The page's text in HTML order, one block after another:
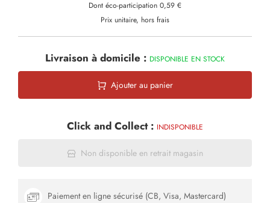
Dont éco-participation 0,59 €
Prix unitaire, hors frais
Livraison à domicile : DISPONIBLE EN STOCK
Ajouter au panier
Click and Collect : INDISPONIBLE
Non disponible en retrait magasin
Paiement en ligne sécurisé (CB, Visa, Mastercard)